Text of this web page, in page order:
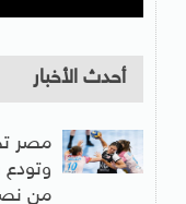
أحدث الأخبار
وتودع
من